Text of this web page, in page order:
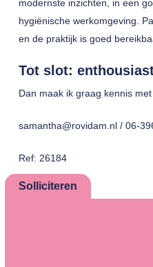
modernste inzichten, in een
hygiënische werkomgeving.
en de praktijk is goed
Tot slot:
Dan maak ik graag kennis
samantha@rovidam.nl / 06-
Ref: 26184
Solliciteren